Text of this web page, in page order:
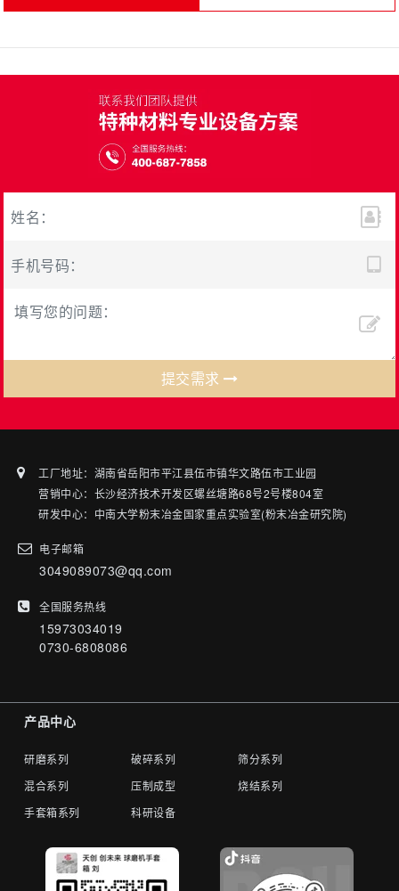
提交需求
工厂地址：湖南省岳阳市平江县伍市镇华文路伍市工业园
营销中心：长沙经济技术开发区螺丝塘路68号2号楼804室
研发中心：中南大学粉末冶金国家重点实验室(粉末冶金研究院)
电子邮箱
3049089073@qq.com
全国服务热线
15973034019
0730-6808086
产品中心
研磨系列 破碎系列
筛分系列
混合系列
压制成型
烧结系列
手套箱系列
科研设备